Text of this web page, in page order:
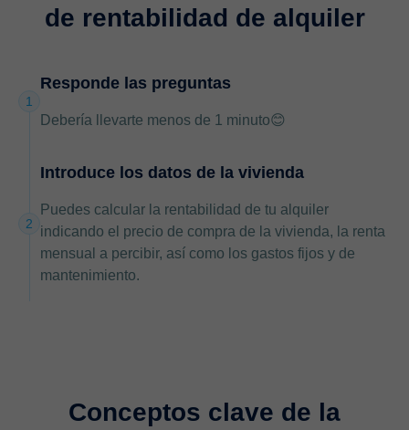
de rentabilidad de alquiler
1
Responde las preguntas
Debería llevarte menos de 1 minuto😊
2
Introduce los datos de la vivienda
Puedes calcular la rentabilidad de tu alquiler
indicando el precio de compra de la vivienda, la renta
mensual a percibir, así como los gastos fijos y de
mantenimiento.
Conceptos clave de la